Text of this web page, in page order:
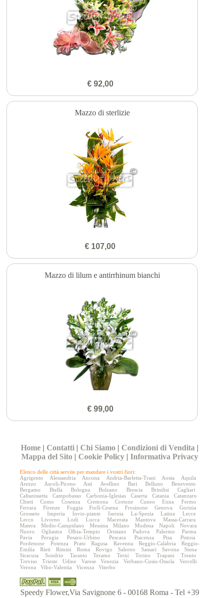
€ 92,00
Mazzo di sterlizie
€ 107,00
Mazzo di lilum e antirrhinum bianchi
€ 99,00
Home | Contatti | Chi Siamo | Condizioni di Vendita |
Mappa del Sito | Cookie Policy |Informativa Privacy
Elenco delle città servite per mandare i vostri fiori:
Agrigento
Alessandria Ancona Andria-Barletta-Trani Aosta
Aquila
Arezzo
Ascoli-Piceno Asti Avellino Bari Belluno
Benevento
Bergamo
Biella Bologna Bolzano Brescia Brindisi
Cagliari
Caltanissetta
Campobasso Carbonia-Iglesias Caserta Catania
Catanzaro
Chieti
Como Cosenza Cremona Crotone Cuneo Enna
Fermo
Ferrara
Firenze Foggia Forlì-Cesena Frosinone Genova
Gorizia
Grosseto
Imperia Invio-piante Isernia La-Spezia Latina
Lecce
Lecco
Livorno Lodi Lucca Macerata Mantova
Massa-Carrara
Matera
Medio-Campidano Messina Milano Modena Napoli
Novara
Nuoro
Ogliastra Olbia-Tempio Oristano Padova Palermo
Parma
Pavia
Perugia Pesaro-Urbino Pescara Piacenza Pisa
Pistoia
Pordenone
Potenza Prato Ragusa Ravenna Reggio-Calabria
Reggio-
Emilia
Rieti Rimini Roma Rovigo Salerno Sassari Savona
Siena
Siracusa
Sondrio Taranto Teramo Terni Torino Trapani
Trento
Treviso
Trieste Udine Varese Venezia Verbano-Cusio-Ossola
Vercelli
Verona
Vibo-Valentia Vicenza Viterbo
Speedy Flower,Via Savignone 6 - 00168 Roma - Tel +39